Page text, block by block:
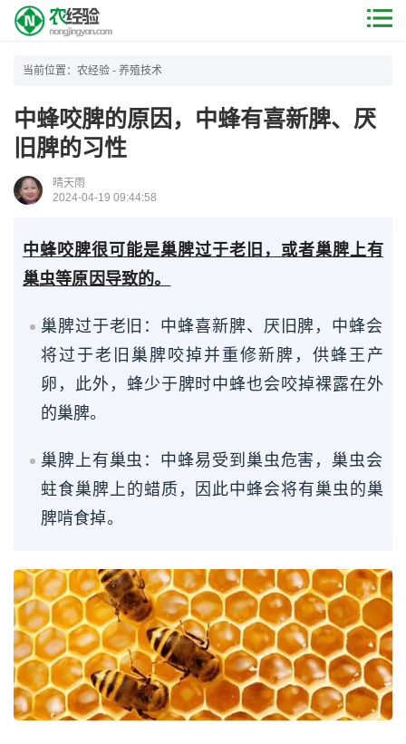
当前位置： 农经验 - 养殖技术
中蜂咬脾的原因，中蜂有喜新脾、厌
旧脾的习性
晴天雨
2024-04-19 09:44:58
中蜂咬脾很可能是巢脾过于老旧，或者巢脾上有
巢虫等原因导致的。
巢脾过于老旧：中蜂喜新脾、厌旧脾，中蜂会
将过于老旧巢脾咬掉并重修新脾，供蜂王产
卵，此外，蜂少于脾时中蜂也会咬掉裸露在外
的巢脾。
巢脾上有巢虫：中蜂易受到巢虫危害，巢虫会
蛀食巢脾上的蜡质，因此中蜂会将有巢虫的巢
脾啃食掉。